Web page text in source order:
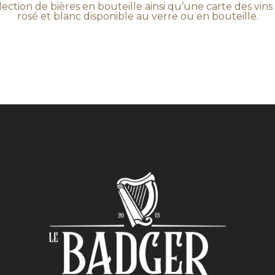
de bières en bouteille ainsi qu’une carte des
rosé et blanc disponible au verre ou en bouteille.